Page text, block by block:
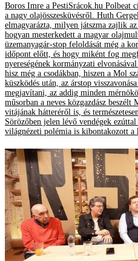
Boros Imre a PestiSrácok.hu Polbeat
a nagy olajösszesküvésről. Huth
elmagyarázta, milyen játszma zajlik
hogyan mesterkedett a magyar
üzemanyagár-stop feloldását még a
időpont előtt, és hogy miként fog
nyereségének kormányzati
hisz még a csodákban, hiszen a Mol
küszködés után, az árstop
megjavítani, az addig minden
műsorban a neves közgazdász
vitájának hátteréről is, és
Sörözőben jelen lévő vendégek
világnézeti polémia is kibontakozott a